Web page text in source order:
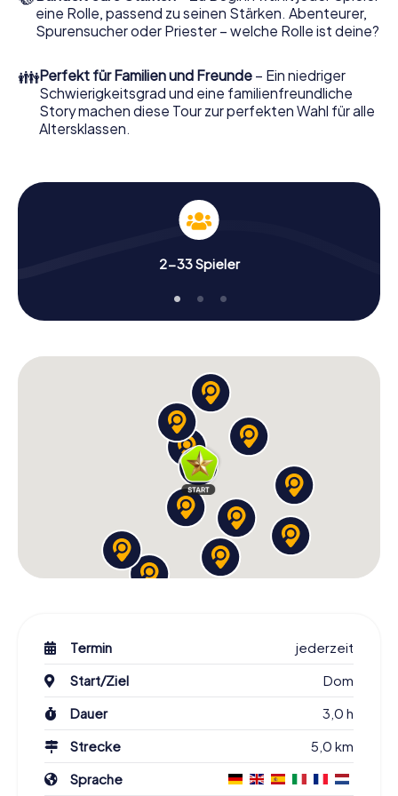
eine Rolle, passend zu seinen Stärken. Abenteurer,
Spurensucher oder Priester – welche Rolle ist deine?
👪Perfekt für Familien und Freunde – Ein niedriger
Schwierigkeitsgrad und eine familienfreundliche
Story machen diese Tour zur perfekten Wahl für alle
Altersklassen.
2-33 Spieler
Termin
jederzeit
Start/Ziel
Dom
Dauer
3,0 h
Strecke
5,0 km
Sprache